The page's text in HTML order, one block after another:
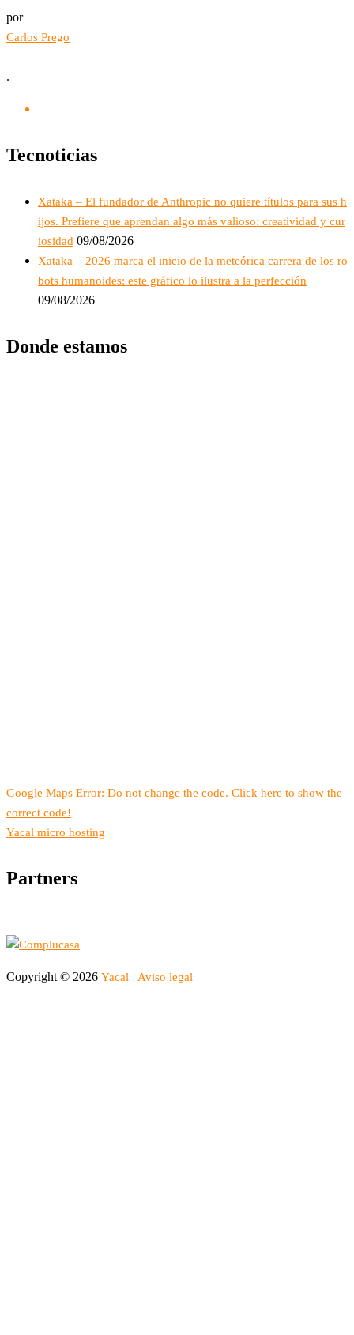
por
Carlos Prego
.
Tecnoticias
Xataka – El fundador de Anthropic no quiere títulos para sus h
ijos. Prefiere que aprendan algo más valioso: creatividad y cur
iosidad 09/08/2026
Xataka – 2026 marca el inicio de la meteórica carrera de los ro
bots humanoides: este gráfico lo ilustra a la perfección
09/08/2026
Donde estamos
Google Maps Error: Do not change the code. Click here to show the
correct code!
Yacal micro hosting
Partners
Copyright © 2026 Yacal Aviso legal